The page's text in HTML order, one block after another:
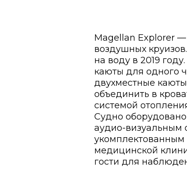
Magellan Explorer
воздушных
на воду в 2019
каюты для одного
двухместные
объединить в
системой
Судно
аудио-визуальным
медицинской
гости для